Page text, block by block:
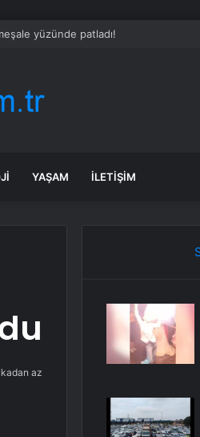
Planını Onayladı
YAŞAM İLETIŞIM
az